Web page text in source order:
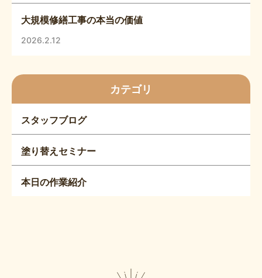
大規模修繕工事の本当の価値
2026.2.12
カテゴリ
スタッフブログ
塗り替えセミナー
本日の作業紹介